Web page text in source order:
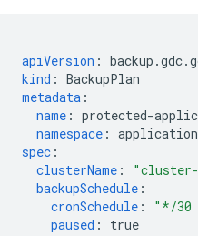
apiVersion :
kind : BackupPlan
metadata :
name : protected-
namespace :
spec :
clusterName :
"cluster-
backupSchedule :
cronSchedule : "*/30
paused :
true